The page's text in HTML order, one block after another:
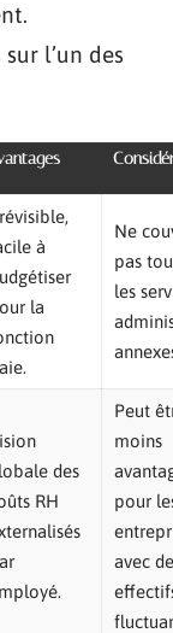
l’un des
à
la
Ne
pas
les
des
RH
Peut
moins
pour
avec